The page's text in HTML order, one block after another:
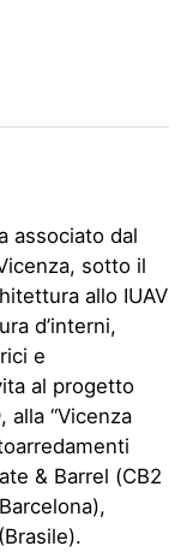
associato dal
sotto il
allo IUAV
d’interni,
e
al progetto
alla “Vicenza
& Barrel (CB2